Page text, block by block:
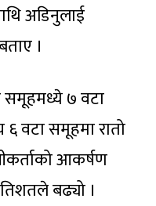
अडिनुलाई
।
समूहमध्ये ७ वटा
वटा समूहमा रातो
आकर्षण
बढ्यो ।